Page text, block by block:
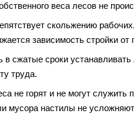
веса лесов не
скольжению
зависимость стройки от
сжатые сроки
труда.
не горят и не могут
настилы не